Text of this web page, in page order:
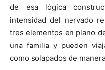
de esa lógica
intensidad del nervado
tres elementos en plano
una familia y pueden
como solapados de